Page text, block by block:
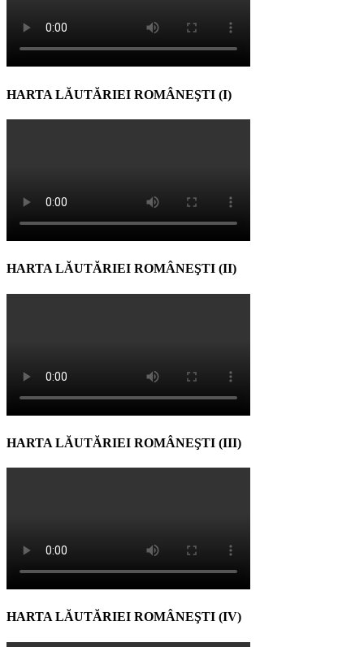
HARTA LĂUTĂRIEI ROMÂNEŞTI (I)
HARTA LĂUTĂRIEI ROMÂNEŞTI (II)
HARTA LĂUTĂRIEI ROMÂNEŞTI (III)
HARTA LĂUTĂRIEI ROMÂNEŞTI (IV)